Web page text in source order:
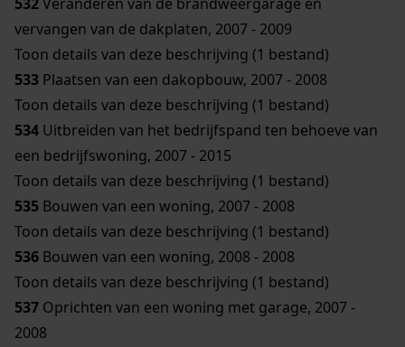
vervangen van de dakplaten, 2007 - 2009
Toon details van deze beschrijving (1 bestand)
533 Plaatsen van een dakopbouw, 2007 - 2008
Toon details van deze beschrijving (1 bestand)
534 Uitbreiden van het bedrijfspand ten behoeve van
een bedrijfswoning, 2007 - 2015
Toon details van deze beschrijving (1 bestand)
535 Bouwen van een woning, 2007 - 2008
Toon details van deze beschrijving (1 bestand)
536 Bouwen van een woning, 2008 - 2008
Toon details van deze beschrijving (1 bestand)
537 Oprichten van een woning met garage, 2007 -
2008